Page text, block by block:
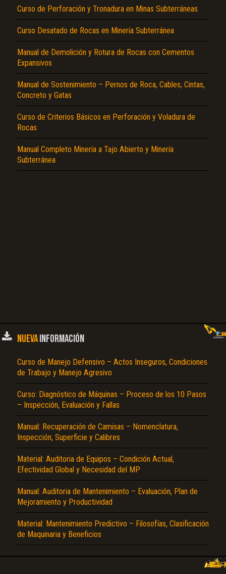
Curso de Perforación y Tronadura en Minas Subterráneas
Curso Desatado de Rocas en Minería Subterránea
Manual de Demolición y Rotura de Rocas con Cementos
Expansivos
Manual de Sostenimiento – Pernos de Roca, Cables, Cintas,
Concreto y Gatas
Curso de Criterios Básicos en Perforación y Voladura de
Rocas
Manual Completo Minería a Tajo Abierto y Minería
Subterránea
NUEVAINFORMACIÓN
Curso de Manejo Defensivo – Actos Inseguros, Condiciones
de Trabajo y Manejo Agresivo
Curso: Diagnóstico de Máquinas – Proceso de los 10 Pasos
– Inspección, Evaluación y Fallas
Manual: Recuperación de Camisas – Nomenclatura,
Inspección, Superficie y Calibres
Material: Auditoria de Equipos – Condición Actual,
Efectividad Global y Necesidad del MP
Manual: Auditoria de Mantenimiento – Evaluación, Plan de
Mejoramiento y Productividad
Material: Mantenimiento Predictivo – Filosofías, Clasificación
de Maquinaria y Beneficios
El Título es incorrecto según el contenido.
Texto o Imagen de portada son erróneos.